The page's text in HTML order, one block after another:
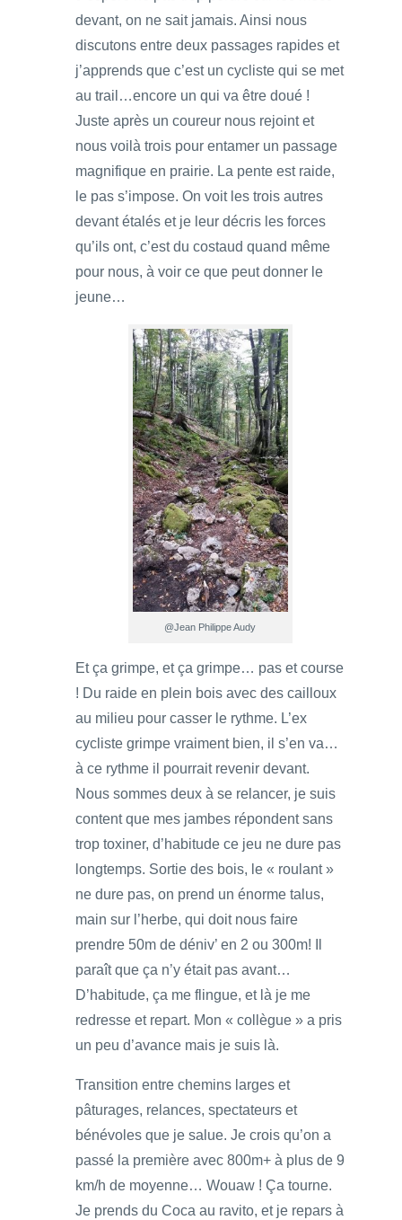
devant, on ne sait jamais. Ainsi nous
discutons entre deux passages rapides et
j’apprends que c’est un cycliste qui se met
au trail…encore un qui va être doué !
Juste après un coureur nous rejoint et
nous voilà trois pour entamer un passage
magnifique en prairie. La pente est raide,
le pas s’impose. On voit les trois autres
devant étalés et je leur décris les forces
qu’ils ont, c’est du costaud quand même
pour nous, à voir ce que peut donner le
jeune…
@Jean Philippe Audy
Et ça grimpe, et ça grimpe… pas et course
! Du raide en plein bois avec des cailloux
au milieu pour casser le rythme. L’ex
cycliste grimpe vraiment bien, il s’en va…
à ce rythme il pourrait revenir devant.
Nous sommes deux à se relancer, je suis
content que mes jambes répondent sans
trop toxiner, d’habitude ce jeu ne dure pas
longtemps. Sortie des bois, le « roulant »
ne dure pas, on prend un énorme talus,
main sur l’herbe, qui doit nous faire
prendre 50m de déniv’ en 2 ou 300m! Il
paraît que ça n’y était pas avant…
D’habitude, ça me flingue, et là je me
redresse et repart. Mon « collègue » a pris
un peu d’avance mais je suis là.
Transition entre chemins larges et
pâturages, relances, spectateurs et
bénévoles que je salue. Je crois qu’on a
passé la première avec 800m+ à plus de 9
km/h de moyenne… Wouaw ! Ça tourne.
Je prends du Coca au ravito, et je repars à